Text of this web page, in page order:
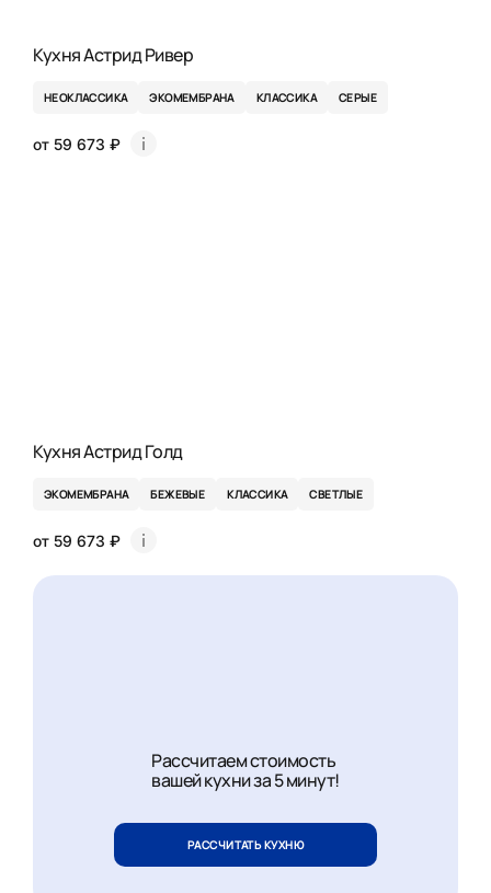
Кухня Астрид Ривер
НЕОКЛАССИКА ЭКОМЕМБРАНА КЛАССИКА СЕРЫЕ
от 59 673 ₽
Кухня Астрид Голд
ЭКОМЕМБРАНА БЕЖЕВЫЕ КЛАССИКА СВЕТЛЫЕ
от 59 673 ₽
Рассчитаем стоимость
вашей кухни за 5 минут!
РАССЧИТАТЬ КУХНЮ